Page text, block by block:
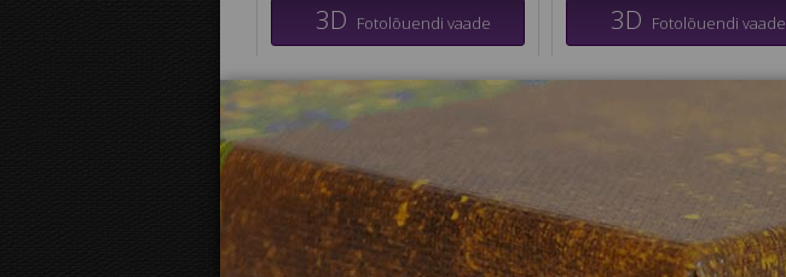
3D Fotolõuendi vaade 3D Fotolõuendi vaade